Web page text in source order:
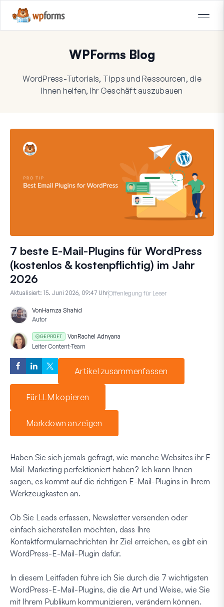
WPForms Blog
WordPress-Tutorials, Tipps und Ressourcen, die
Ihnen helfen, Ihr Geschäft auszubauen
7 beste E-Mail-Plugins für WordPress
(kostenlos & kostenpflichtig) im Jahr
2026
Aktualisiert: 15. Juni 2026, 09:47 UhrOffenlegung für Leser
VonHamza Shahid
Autor
GEPRÜFT VonRachel Adnyana
Leiter Content-Team
Artikel zusammenfassen
Für LLM kopieren
Markdown anzeigen
Haben Sie sich jemals gefragt, wie manche Websites ihr E-
Mail-Marketing perfektioniert haben? Ich kann Ihnen
sagen, es kommt auf die richtigen E-Mail-Plugins in Ihrem
Werkzeugkasten an.
Ob Sie Leads erfassen, Newsletter versenden oder
einfach sicherstellen möchten, dass Ihre
Kontaktformularnachrichten ihr Ziel erreichen, es gibt ein
WordPress-E-Mail-Plugin dafür.
In diesem Leitfaden führe ich Sie durch die 7 wichtigsten
WordPress-E-Mail-Plugins, die die Art und Weise, wie Sie
mit Ihrem Publikum kommunizieren, verändern können.